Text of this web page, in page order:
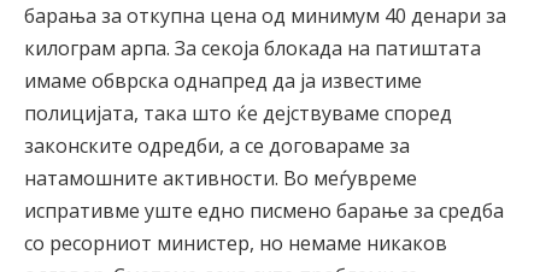
барања за откупна цена од минимум 40 денари за
килограм арпа. За секоја блокада на патиштата
имаме обврска однапред да ја известиме
полицијата, така што ќе дејствуваме според
законските одредби, а се договараме за
натамошните активности. Во меѓувреме
испративме уште едно писмено барање за средба
со ресорниот министер, но немаме никаков